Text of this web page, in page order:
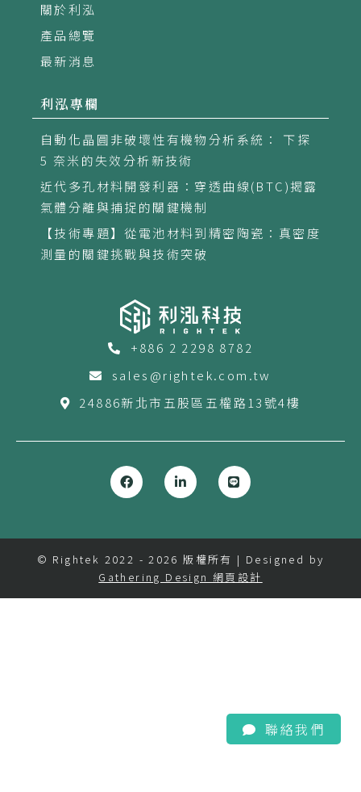
聯絡我們
關於利泓
產品總覽
最新消息
利泓專欄
自動化晶圓非破壞性有機物分析系統： 下探
5 奈米的失效分析新技術
近代多孔材料開發利器：穿透曲線(BTC)揭露
氣體分離與捕捉的關鍵機制
【技術專題】從電池材料到精密陶瓷：真密度
測量的關鍵挑戰與技術突破
+886 2 2298 8782
sales@rightek.com.tw
24886新北市五股區五權路13號4樓
© Rightek 2022 - 2026 版權所有 | Designed by
Gathering Design 網頁設計